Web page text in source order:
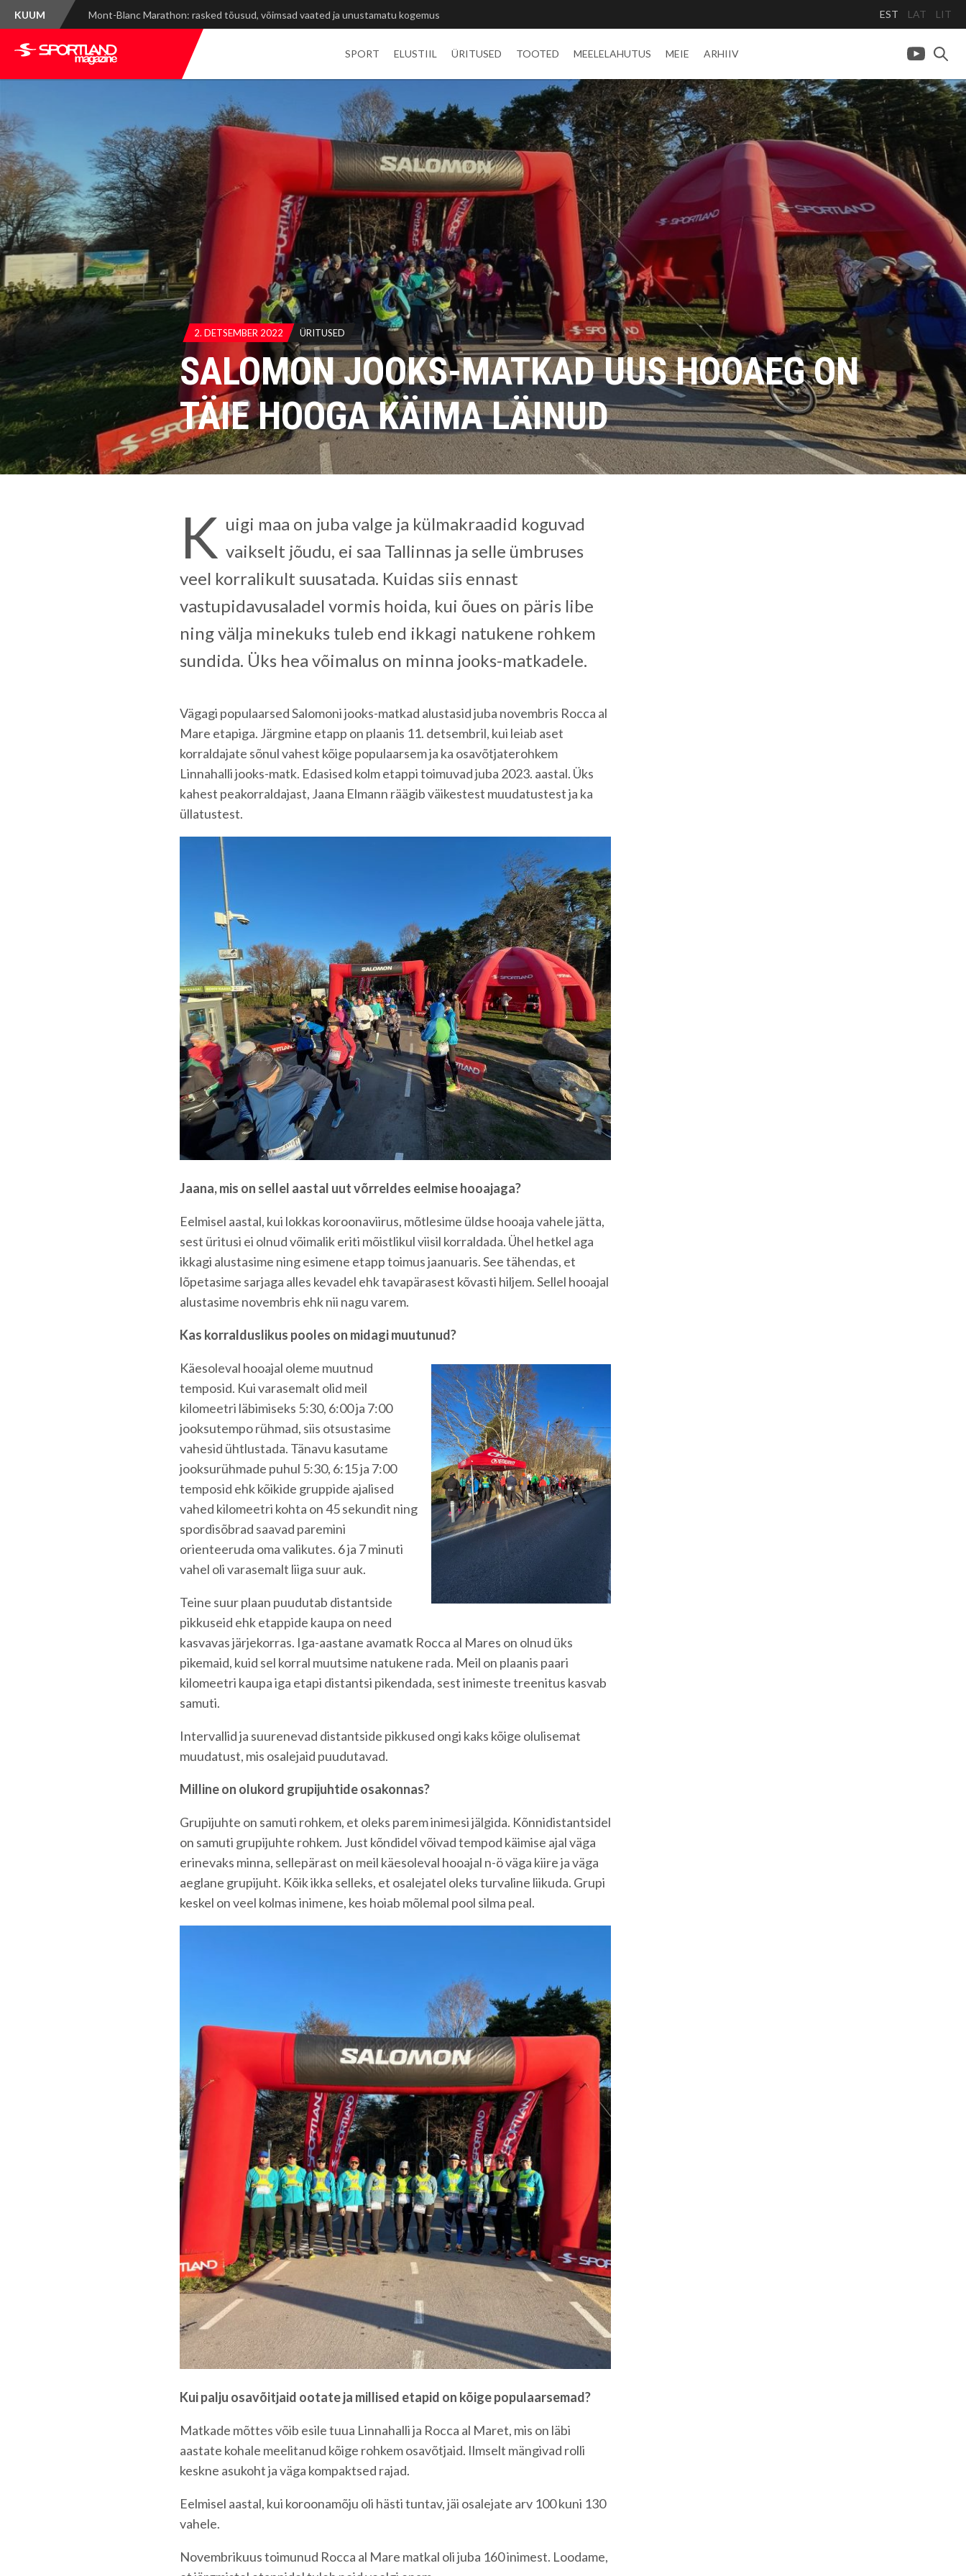
KUUM Spordinädala kokkuvõte: WRC Delfi Rally Estonia ja tiitlivõistluste medalid EST LAT LIT
SPORT ELUSTIIL ÜRITUSED TOOTED MEELELAHUTUS MEIE ARHIIV
2. DETSEMBER 2022 ÜRITUSED
SALOMON JOOKS-MATKAD UUS HOOAEG ON
TÄIE HOOGA KÄIMA LÄINUD
K uigi maa on juba valge ja külmakraadid koguvad
vaikselt jõudu, ei saa Tallinnas ja selle ümbruses
veel korralikult suusatada. Kuidas siis ennast
vastupidavusaladel vormis hoida, kui õues on päris libe
ning välja minekuks tuleb end ikkagi natukene rohkem
sundida. Üks hea võimalus on minna jooks-matkadele.
Vägagi populaarsed Salomoni jooks-matkad alustasid juba novembris Rocca al
Mare etapiga. Järgmine etapp on plaanis 11. detsembril, kui leiab aset
korraldajate sõnul vahest kõige populaarsem ja ka osavõtjaterohkem
Linnahalli jooks-matk. Edasised kolm etappi toimuvad juba 2023. aastal. Üks
kahest peakorraldajast, Jaana Elmann räägib väikestest muudatustest ja ka
üllatustest.
Jaana, mis on sellel aastal uut võrreldes eelmise hooajaga?
Eelmisel aastal, kui lokkas koroonaviirus, mõtlesime üldse hooaja vahele jätta,
sest üritusi ei olnud võimalik eriti mõistlikul viisil korraldada. Ühel hetkel aga
ikkagi alustasime ning esimene etapp toimus jaanuaris. See tähendas, et
lõpetasime sarjaga alles kevadel ehk tavapärasest kõvasti hiljem. Sellel hooajal
alustasime novembris ehk nii nagu varem.
Kas korralduslikus pooles on midagi muutunud?
Käesoleval hooajal oleme muutnud
temposid. Kui varasemalt olid meil
kilomeetri läbimiseks 5:30, 6:00 ja 7:00
jooksutempo rühmad, siis otsustasime
vahesid ühtlustada. Tänavu kasutame
jooksurühmade puhul 5:30, 6:15 ja 7:00
temposid ehk kõikide gruppide ajalised
vahed kilomeetri kohta on 45 sekundit ning
spordisõbrad saavad paremini
orienteeruda oma valikutes. 6 ja 7 minuti
vahel oli varasemalt liiga suur auk.
Teine suur plaan puudutab distantside
pikkuseid ehk etappide kaupa on need
kasvavas järjekorras. Iga-aastane avamatk Rocca al Mares on olnud üks
pikemaid, kuid sel korral muutsime natukene rada. Meil on plaanis paari
kilomeetri kaupa iga etapi distantsi pikendada, sest inimeste treenitus kasvab
samuti.
Intervallid ja suurenevad distantside pikkused ongi kaks kõige olulisemat
muudatust, mis osalejaid puudutavad.
Milline on olukord grupijuhtide osakonnas?
Grupijuhte on samuti rohkem, et oleks parem inimesi jälgida. Kõnnidistantsidel
on samuti grupijuhte rohkem. Just kõndidel võivad tempod käimise ajal väga
erinevaks minna, sellepärast on meil käesoleval hooajal n-ö väga kiire ja väga
aeglane grupijuht. Kõik ikka selleks, et osalejatel oleks turvaline liikuda. Grupi
keskel on veel kolmas inimene, kes hoiab mõlemal pool silma peal.
Kui palju osavõitjaid ootate ja millised etapid on kõige populaarsemad?
Matkade mõttes võib esile tuua Linnahalli ja Rocca al Maret, mis on läbi
aastate kohale meelitanud kõige rohkem osavõtjaid. Ilmselt mängivad rolli
keskne asukoht ja väga kompaktsed rajad.
Eelmisel aastal, kui koroonamõju oli hästi tuntav, jäi osalejate arv 100 kuni 130
vahele.
Novembrikuus toimunud Rocca al Mare matkal oli juba 160 inimest. Loodame,